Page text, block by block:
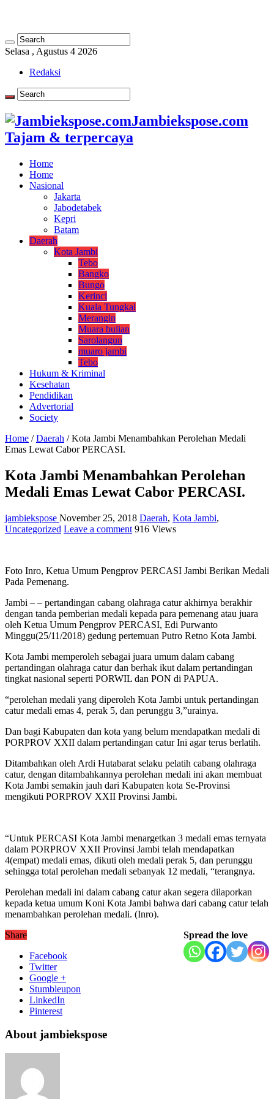
Selasa , Agustus 4 2026
Redaksi
Jambiekspose.com
Tajam & terpercaya
Home
Home
Nasional
Jakarta
Jabodetabek
Kepri
Batam
Daerah
Kota Jambi
Tebo
Bangko
Bungo
Kerinci
Kuala Tungkal
Merangin
Muara bulian
Sarolangun
muaro jambi
Tebo
Hukum & Kriminal
Kesehatan
Pendidikan
Advertorial
Society
Home / Daerah / Kota Jambi Menambahkan Perolehan Medali
Emas Lewat Cabor PERCASI.
Kota Jambi Menambahkan Perolehan
Medali Emas Lewat Cabor PERCASI.
jambiekspose November 25, 2018 Daerah, Kota Jambi,
Uncategorized Leave a comment 916 Views
Foto Inro, Ketua Umum Pengprov PERCASI Jambi Berikan Medali
Pada Pemenang.
Jambi – – pertandingan cabang olahraga catur akhirnya berakhir
dengan tanda pemberian medali kepada para pemenang atau juara
oleh Ketua Umum Pengprov PERCASI, Edi Purwanto
Minggu(25/11/2018) gedung pertemuan Putro Retno Kota Jambi.
Kota Jambi memperoleh sebagai juara umum dalam cabang
pertandingan olahraga catur dan berhak ikut dalam pertandingan
tingkat nasional seperti PORWIL dan PON di PAPUA.
“perolehan medali yang diperoleh Kota Jambi untuk pertandingan
catur medali emas 4, perak 5, dan perunggu 3,”urainya.
Dan bagi Kabupaten dan kota yang belum mendapatkan medali di
PORPROV XXII dalam pertandingan catur Ini agar terus berlatih.
Ditambahkan oleh Ardi Hutabarat selaku pelatih cabang olahraga
catur, dengan ditambahkannya perolehan medali ini akan membuat
Kota Jambi semakin jauh dari Kabupaten kota Se-Provinsi
mengikuti PORPROV XXII Provinsi Jambi.
“Untuk PERCASI Kota Jambi menargetkan 3 medali emas ternyata
dalam PORPROV XXII Provinsi Jambi telah mendapatkan
4(empat) medali emas, dikuti oleh medali perak 5, dan perunggu
sehingga total perolehan medali sebanyak 12 medali, “terangnya.
Perolehan medali ini dalam cabang catur akan segera dilaporkan
kepada ketua umum Koni Kota Jambi bahwa dari cabang catur telah
menambahkan perolehan medali. (Inro).
Spread the love
Share
Facebook
Twitter
Google +
Stumbleupon
LinkedIn
Pinterest
About jambiekspose